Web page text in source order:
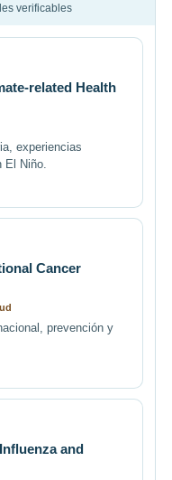
verificables
related Health
experiencias
Niño.
Cancer
prevención y
and